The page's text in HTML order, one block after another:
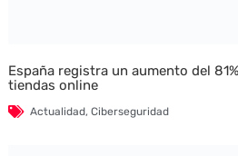
España registra un aumento del
tiendas online
Actualidad, Ciberseguridad